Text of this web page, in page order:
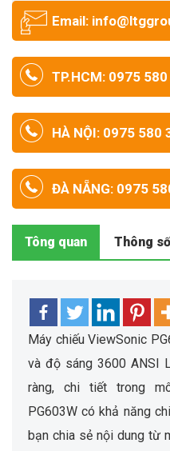
Email:
TP.HCM: 0975
HÀ NỘI: 0975 580
ĐÀ NẴNG: 0975
Tông quan Thông
Máy chiếu ViewSonic
và độ sáng 3600 ANSI
ràng, chi tiết trong
PG603W có khả năng
bạn chia sẻ nội dung từ